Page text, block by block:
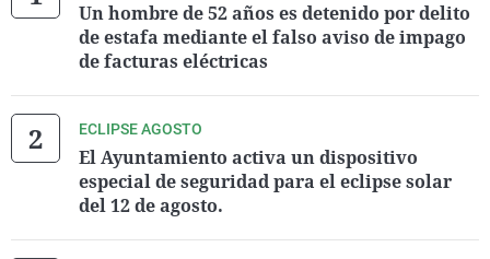
Un hombre de 52 años es detenido por delito
de estafa mediante el falso aviso de impago
de facturas eléctricas
ECLIPSE AGOSTO
El Ayuntamiento activa un dispositivo
especial de seguridad para el eclipse solar
del 12 de agosto.